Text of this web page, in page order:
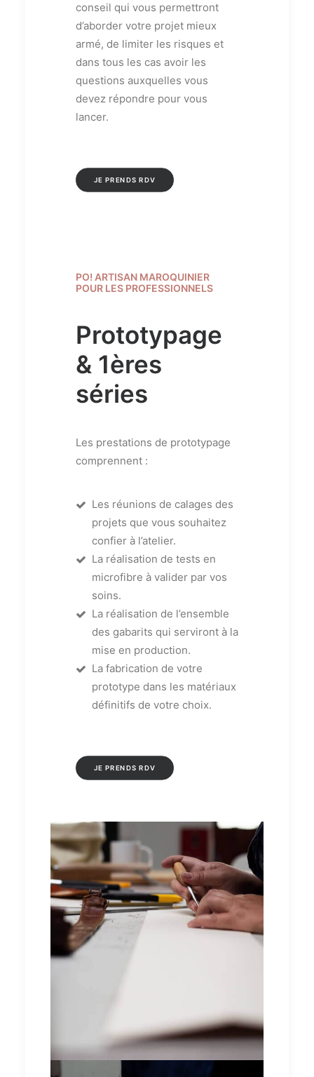
conseil qui vous permettront
d’aborder votre projet mieux
armé, de limiter les risques et
dans tous les cas avoir les
questions auxquelles vous
devez répondre pour vous
lancer.
JE PRENDS RDV
PO! ARTISAN MAROQUINIER
POUR LES PROFESSIONNELS
Prototypage
& 1ères
séries
Les prestations de prototypage
comprennent :
Les réunions de calages des
projets que vous souhaitez
confier à l’atelier.
La réalisation de tests en
microfibre à valider par vos
soins.
La réalisation de l’ensemble
des gabarits qui serviront à la
mise en production.
La fabrication de votre
prototype dans les matériaux
définitifs de votre choix.
JE PRENDS RDV